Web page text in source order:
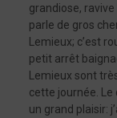
grandiose,
parle de gros
Lemieux; c’est
petit arrêt
Lemieux sont
cette journée.
un grand plaisir: